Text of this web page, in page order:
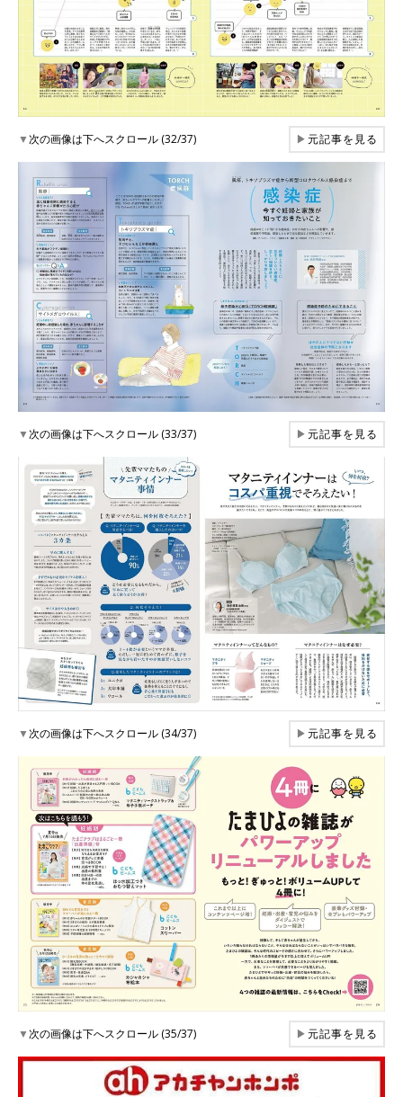
▼次の画像は下へスクロール (32/37) ▶元記事を見る
▼次の画像は下へスクロール (33/37) ▶元記事を見る
▼次の画像は下へスクロール (34/37) ▶元記事を見る
▼次の画像は下へスクロール (35/37) ▶元記事を見る